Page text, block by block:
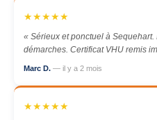
★★★★★
« Sérieux et ponctuel à
démarches. Certificat VHU remis
Marc D. — il y a 2 mois
★★★★★